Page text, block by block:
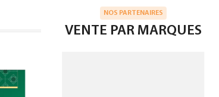
NOS PARTENAIRES
VENTE PAR MARQUES